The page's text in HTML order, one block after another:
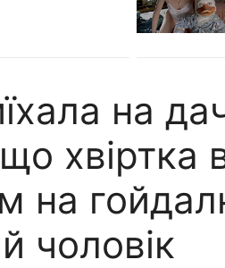
на
хвіртка
на
чоловік